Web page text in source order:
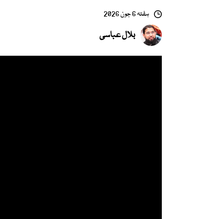
ہفتہ 6 جون 2026
بلال عباسی